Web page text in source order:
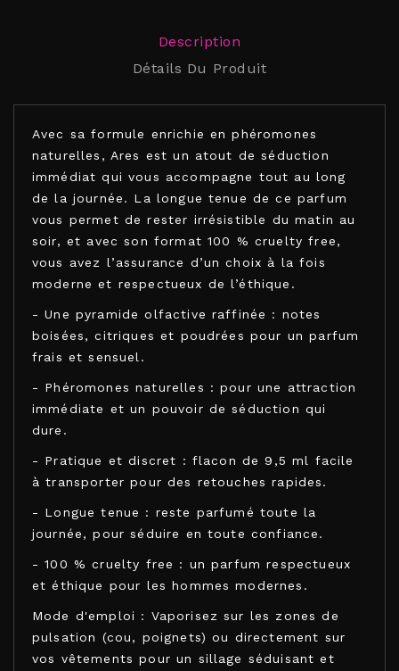
Description
Détails Du Produit
Avec sa formule enrichie en phéromones
naturelles, Ares est un atout de séduction
immédiat qui vous accompagne tout au long
de la journée. La longue tenue de ce parfum
vous permet de rester irrésistible du matin au
soir, et avec son format 100 % cruelty free,
vous avez l’assurance d’un choix à la fois
moderne et respectueux de l’éthique.
- Une pyramide olfactive raffinée : notes
boisées, citriques et poudrées pour un parfum
frais et sensuel.
- Phéromones naturelles : pour une attraction
immédiate et un pouvoir de séduction qui
dure.
- Pratique et discret : flacon de 9,5 ml facile
à transporter pour des retouches rapides.
- Longue tenue : reste parfumé toute la
journée, pour séduire en toute confiance.
- 100 % cruelty free : un parfum respectueux
et éthique pour les hommes modernes.
Mode d'emploi : Vaporisez sur les zones de
pulsation (cou, poignets) ou directement sur
vos vêtements pour un sillage séduisant et